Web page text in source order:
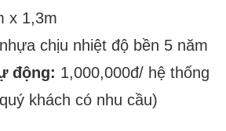
x 1,3m
chịu nhiệt độ bền 5 năm
động: 1,000,000đ/ hệ thống
khách có nhu cầu)